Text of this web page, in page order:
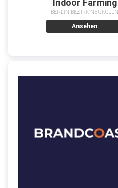
Indoor Farming
BERLIN-BEZIRK NEUKÖLLN
Ansehen